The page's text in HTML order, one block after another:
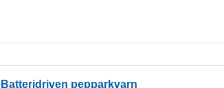
Batteridriven pepparkvarn